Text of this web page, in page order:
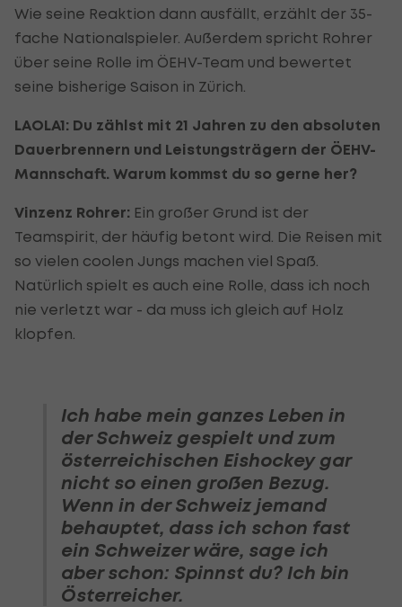
Wie seine Reaktion dann ausfällt, erzählt der 35-
fache Nationalspieler. Außerdem spricht Rohrer
über seine Rolle im ÖEHV-Team und bewertet
seine bisherige Saison in Zürich.
LAOLA1: Du zählst mit 21 Jahren zu den absoluten
Dauerbrennern und Leistungsträgern der ÖEHV-
Mannschaft. Warum kommst du so gerne her?
Vinzenz Rohrer: Ein großer Grund ist der
Teamspirit, der häufig betont wird. Die Reisen mit
so vielen coolen Jungs machen viel Spaß.
Natürlich spielt es auch eine Rolle, dass ich noch
nie verletzt war - da muss ich gleich auf Holz
klopfen.
Ich habe mein ganzes Leben in
der Schweiz gespielt und zum
österreichischen Eishockey gar
nicht so einen großen Bezug.
Wenn in der Schweiz jemand
behauptet, dass ich schon fast
ein Schweizer wäre, sage ich
aber schon: Spinnst du? Ich bin
Österreicher.